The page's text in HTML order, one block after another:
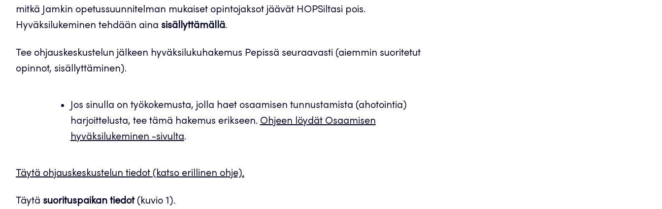
mitkä Jamkin opetussuunnitelman mukaiset opintojaksot jäävät HOPSiltasi pois.
Hyväksilukeminen tehdään aina sisällyttämällä.
Tee ohjauskeskustelun jälkeen hyväksilukuhakemus Pepissä seuraavasti (aiemmin suoritetut
opinnot, sisällyttäminen).
Jos sinulla on työkokemusta, jolla haet osaamisen tunnustamista (ahotointia)
harjoittelusta, tee tämä hakemus erikseen. Ohjeen löydät Osaamisen
hyväksilukeminen -sivulta.
Täytä ohjauskeskustelun tiedot (katso erillinen ohje).
Täytä suorituspaikan tiedot(kuvio 1).